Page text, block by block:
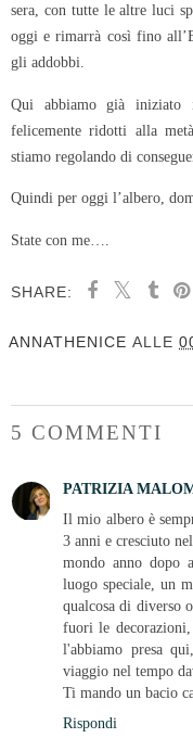
sera, con tutte le altre luci
oggi e rimarrà così fino
gli addobbi.
Qui abbiamo già
felicemente ridotti alla
stiamo regolando di
Quindi per oggi l’albero,
State con me….
SHARE:
ANNATHENICE ALLE
5 COMMENTI
PATRIZIA
Il mio albero è
3 anni e cresciuto
mondo anno dopo
luogo speciale, un
qualcosa di diverso
fuori le
l'abbiamo presa
viaggio nel tempo
Ti mando un bacio
Rispondi